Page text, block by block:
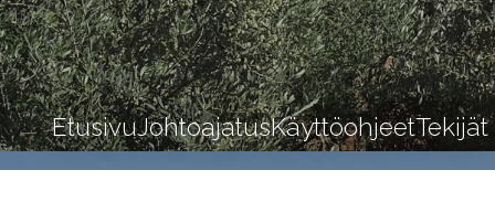
EtusivuJohtoajatusKäyttöohjeetTekijät